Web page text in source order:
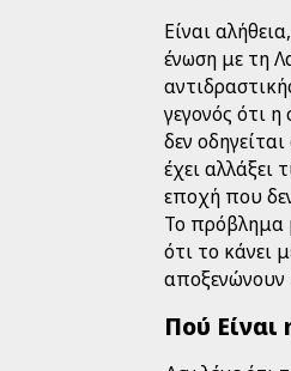
Είναι
ένωση με τη
γεγονός ότι
δεν
έχει αλλάξει
εποχή που
Το πρόβλημα
ότι το κάνει
αποξενώνουν
Πού Είναι